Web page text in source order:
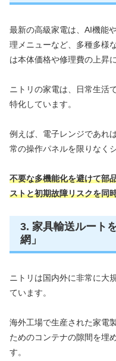
最新の高級家電は、AI機能
理メニューなど、多種多様
は本体価格や修理費の上昇
ニトリの家電は、日常生活
特化しています。
例えば、電子レンジであれ
常の操作パネルを限りなく
不要な多機能化を避けて部
ストと初期故障リスクを同
3. 家具輸送ルート
網」
ニトリは国内外に非常に大
ています。
海外工場で生産された家電
ためのコンテナの隙間を埋
す。